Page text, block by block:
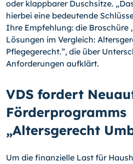
oder klappbarer Duschsitze.
hierbei eine bedeutende
Ihre Empfehlung: die Broschüre
Lösungen im Vergleich:
Pflegegerecht.”, die über
Anforderungen aufklärt.
VDS fordert
Förderprogramms
„Altersgerecht
Um die finanzielle Last für